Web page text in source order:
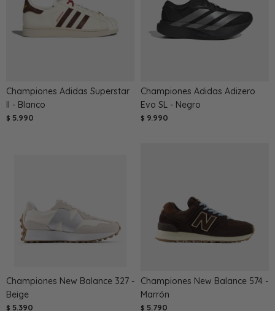
Championes Adidas Superstar
II - Blanco
$ 5.990
Championes Adidas Adizero
Evo SL - Negro
$ 9.990
Championes New Balance 327 -
Beige
$ 5.390
Championes New Balance 574 -
Marrón
$ 5.790